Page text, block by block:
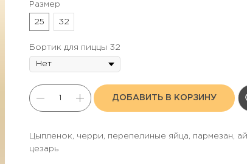
Размер
25 32
Бортик для пиццы 32
ДОБАВИТЬ В КОРЗИНУ
Цыпленок, черри, перепелиные яйца, пармезан,
цезарь